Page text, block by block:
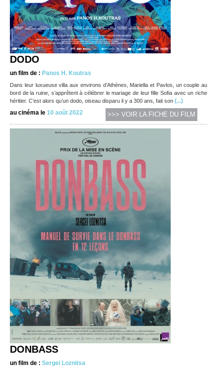
DODO
un film de : Panos H. Koutras
Dans leur luxueuse villa aux environs d’Athènes, Mariella et Pavlos, un couple au
bord de la ruine, s’apprêtent à célébrer le mariage de leur fille Sofia avec un riche
héritier. C’est alors qu’un dodo, oiseau disparu il y a 300 ans, fait son (...)
au cinéma le 10 août 2022 >>> VOIR LA FICHE DU FILM
DONBASS
un film de : Sergei Loznitsa